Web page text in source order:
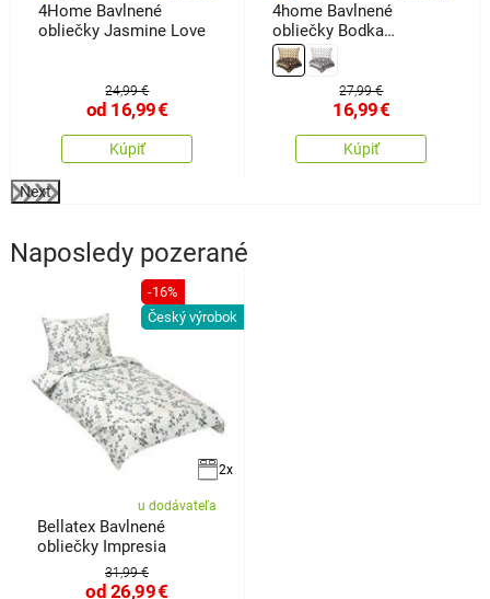
4Home Bavlnené
obliečky Jasmine Love
24,99 €
od 16,99€
Kúpiť
4home Bavlnené
obliečky Bodka
Čokoláda, 140 x 220 cm,
70 x 90 cm
27,99 €
16,99€
Kúpiť
Next
Naposledy pozerané
-16%
Český výrobok
2x
u dodávateľa
Bellatex Bavlnené
obliečky Impresia
31,99 €
od 26,99€